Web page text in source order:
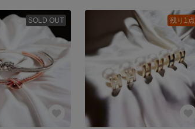
SOLD OUT 残り1点